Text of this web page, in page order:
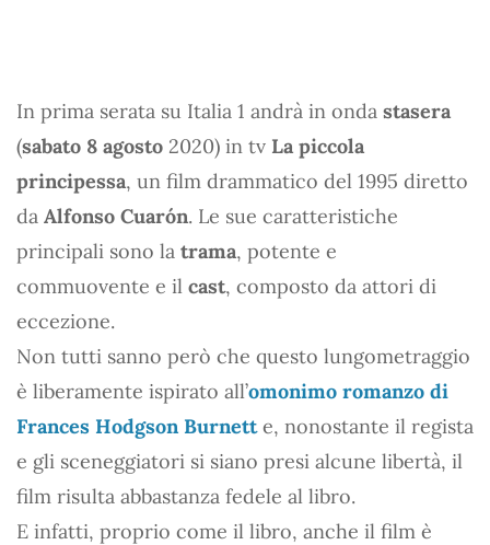
In prima serata su Italia 1 andrà in onda stasera
(sabato 8 agosto 2020) in tv La piccola
principessa, un film drammatico del 1995 diretto
da Alfonso Cuarón. Le sue caratteristiche
principali sono la trama, potente e
commuovente e il cast, composto da attori di
eccezione.
Non tutti sanno però che questo lungometraggio
è liberamente ispirato all’omonimo romanzo di
Frances Hodgson Burnette, nonostante il regista
e gli sceneggiatori si siano presi alcune libertà, il
film risulta abbastanza fedele al libro.
E infatti, proprio come il libro, anche il film è